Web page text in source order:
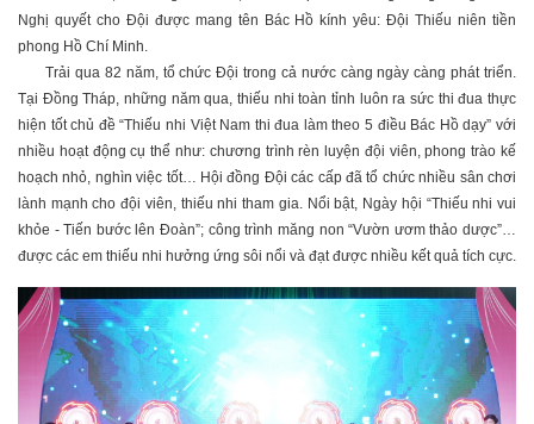
Nghị quyết cho Đội được mang tên Bác Hồ kính yêu: Đội Thiếu niên tiền
phong Hồ Chí Minh.
Trải qua 82 năm, tổ chức Đội trong cả nước càng ngày càng phát triển.
Tại Đồng Tháp, những năm qua, thiếu nhi toàn tỉnh luôn ra sức thi đua thực
hiện tốt chủ đề “Thiếu nhi Việt Nam thi đua làm theo 5 điều Bác Hồ dạy” với
nhiều hoạt động cụ thể như: chương trình rèn luyện đội viên, phong trào kế
hoạch nhỏ, nghìn việc tốt… Hội đồng Đội các cấp đã tổ chức nhiều sân chơi
lành mạnh cho đội viên, thiếu nhi tham gia. Nổi bật, Ngày hội “Thiếu nhi vui
khỏe - Tiến bước lên Đoàn”; công trình măng non “Vườn ươm thảo dược”…
được các em thiếu nhi hưởng ứng sôi nổi và đạt được nhiều kết quả tích cực.